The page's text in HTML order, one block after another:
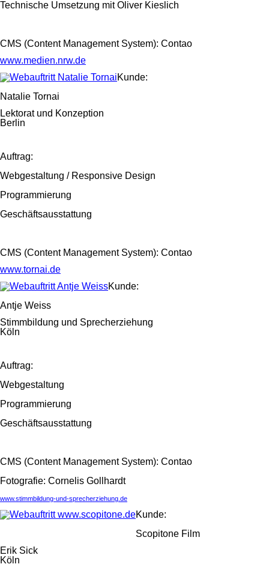
Technische Umsetzung mit Oliver Kieslich
CMS (Content Management System): Contao
www.medien.nrw.de
Kunde:
Natalie Tornai
Lektorat und Konzeption
Berlin
Auftrag:
Webgestaltung / Responsive Design
Programmierung
Geschäftsausstattung
CMS (Content Management System): Contao
www.tornai.de
Kunde:
Antje Weiss
Stimmbildung und Sprecherziehung
Köln
Auftrag:
Webgestaltung
Programmierung
Geschäftsausstattung
CMS (Content Management System): Contao
Fotografie: Cornelis Gollhardt
www.stimmbildung-und-sprecherziehung.de
Kunde:
Scopitone Film
Erik Sick
Köln